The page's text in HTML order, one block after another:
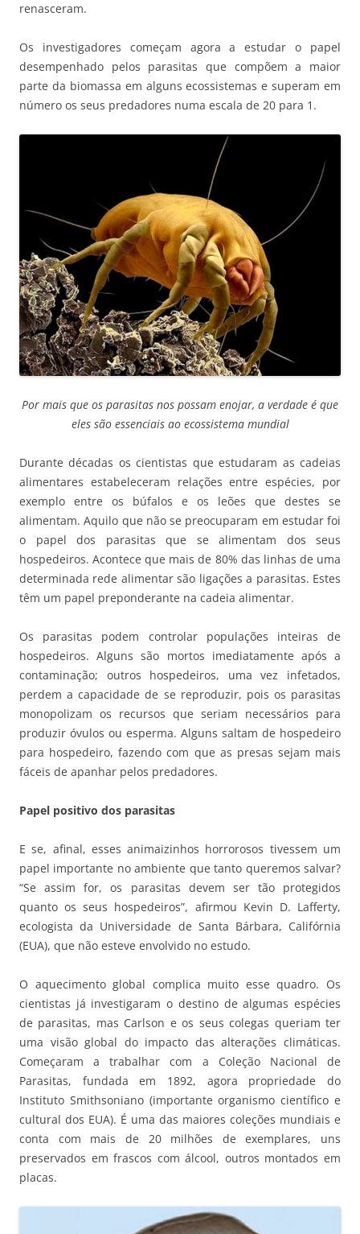
renasceram.
Os investigadores começam agora a estudar o papel
desempenhado pelos parasitas que compõem a maior
parte da biomassa em alguns ecossistemas e superam em
número os seus predadores numa escala de 20 para 1.
Por mais que os parasitas nos possam enojar, a verdade é que
eles são essenciais ao ecossistema mundial
Durante décadas os cientistas que estudaram as cadeias
alimentares estabeleceram relações entre espécies, por
exemplo entre os búfalos e os leões que destes se
alimentam. Aquilo que não se preocuparam em estudar foi
o papel dos parasitas que se alimentam dos seus
hospedeiros. Acontece que mais de 80% das linhas de uma
determinada rede alimentar são ligações a parasitas. Estes
têm um papel preponderante na cadeia alimentar.
Os parasitas podem controlar populações inteiras de
hospedeiros. Alguns são mortos imediatamente após a
contaminação; outros hospedeiros, uma vez infetados,
perdem a capacidade de se reproduzir, pois os parasitas
monopolizam os recursos que seriam necessários para
produzir óvulos ou esperma. Alguns saltam de hospedeiro
para hospedeiro, fazendo com que as presas sejam mais
fáceis de apanhar pelos predadores.
Papel positivo dos parasitas
E se, afinal, esses animaizinhos horrorosos tivessem um
papel importante no ambiente que tanto queremos salvar?
“Se assim for, os parasitas devem ser tão protegidos
quanto os seus hospedeiros”, afirmou Kevin D. Lafferty,
ecologista da Universidade de Santa Bárbara, Califórnia
(EUA), que não esteve envolvido no estudo.
O aquecimento global complica muito esse quadro. Os
cientistas já investigaram o destino de algumas espécies
de parasitas, mas Carlson e os seus colegas queriam ter
uma visão global do impacto das alterações climáticas.
Começaram a trabalhar com a Coleção Nacional de
Parasitas, fundada em 1892, agora propriedade do
Instituto Smithsoniano (importante organismo científico e
cultural dos EUA). É uma das maiores coleções mundiais e
conta com mais de 20 milhões de exemplares, uns
preservados em frascos com álcool, outros montados em
placas.